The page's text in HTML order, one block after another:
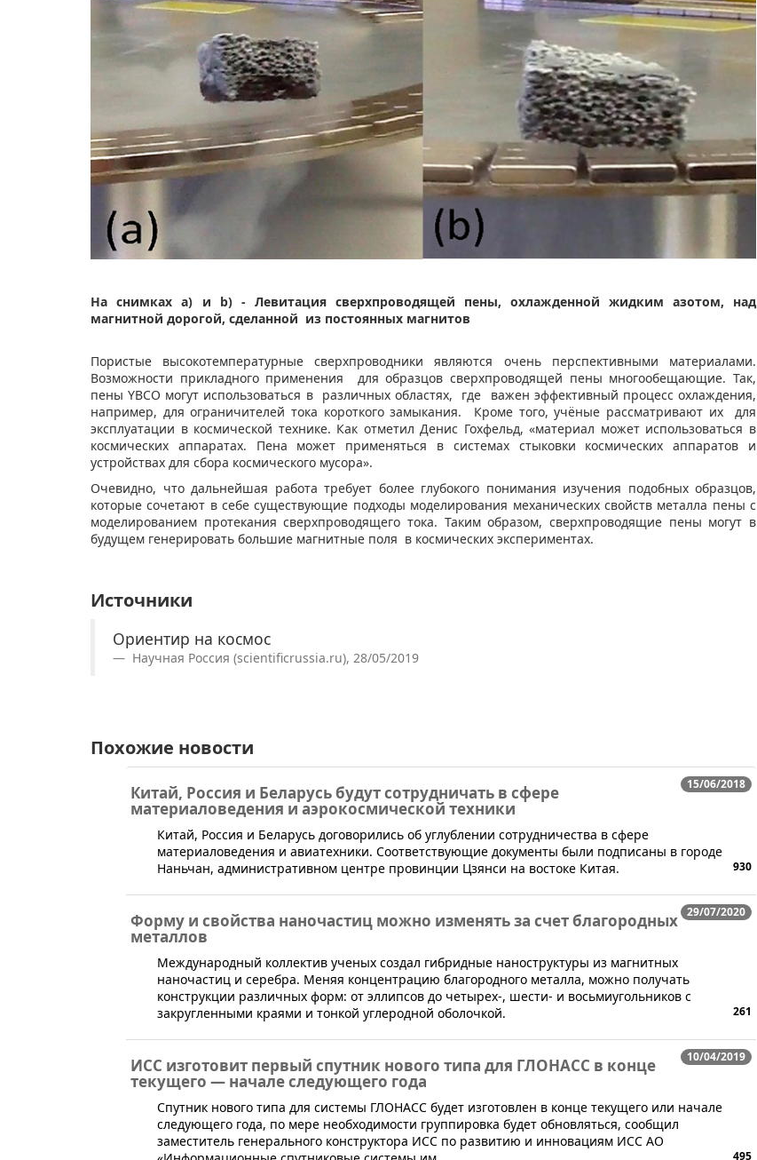
На снимках a) и b) - Левитация сверхпроводящей пены, охлажденной жидким азотом, над
магнитной дорогой, сделанной из постоянных магнитов
Пористые высокотемпературные сверхпроводники являются очень перспективными материалами.
Возможности прикладного применения для образцов сверхпроводящей пены многообещающие. Так,
пены YBCO могут использоваться в различных областях, где важен эффективный процесс охлаждения,
например, для ограничителей тока короткого замыкания. Кроме того, учёные рассматривают их для
эксплуатации в космической технике. Как отметил Денис Гохфельд, «материал может использоваться в
космических аппаратах. Пена может применяться в системах стыковки космических аппаратов и
устройствах для сбора космического мусора».
Очевидно, что дальнейшая работа требует более глубокого понимания изучения подобных образцов,
которые сочетают в себе существующие подходы моделирования механических свойств металла пены с
моделированием протекания сверхпроводящего тока. Таким образом, сверхпроводящие пены могут в
будущем генерировать большие магнитные поля в космических экспериментах.
Источники
Ориентир на космос
Научная Россия (scientificrussia.ru), 28/05/2019
Похожие новости
15/06/2018
Китай, Россия и Беларусь будут сотрудничать в сфере
материаловедения и аэрокосмической техники
​Китай, Россия и Беларусь договорились об углублении сотрудничества в сфере
материаловедения и авиатехники. Соответствующие документы были подписаны в городе
Наньчан, административном центре провинции Цзянси на востоке Китая.
930
29/07/2020
Форму и свойства наночастиц можно изменять за счет благородных
металлов
​Международный коллектив ученых создал гибридные наноструктуры из магнитных
наночастиц и серебра. Меняя концентрацию благородного металла, можно получать
конструкции различных форм: от эллипсов до четырех-, шести- и восьмиугольников с
закругленными краями и тонкой углеродной оболочкой.
261
10/04/2019
ИСС изготовит первый спутник нового типа для ГЛОНАСС в конце
текущего — начале следующего года
​Спутник нового типа для системы ГЛОНАСС будет изготовлен в конце текущего или начале
следующего года, по мере необходимости группировка будет обновляться, сообщил
заместитель генерального конструктора ИСС по развитию и инновациям ИСС АО
495